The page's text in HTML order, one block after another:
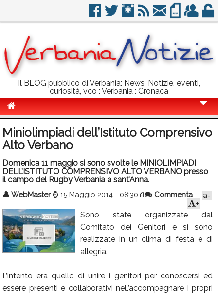
Il BLOG pubblico di Verbania: News, Notizie, eventi,
curiosità, vco : Verbania : Cronaca
Politica
Sport
Eventi
Info Utili
Rubriche
Calendario
Annunci
Miniolimpiadi dell’Istituto Comprensivo
Alto Verbano
Domenica 11 maggio si sono svolte le MINIOLIMPIADI
DELL’ISTITUTO COMPRENSIVO ALTO VERBANO presso
il campo del Rugby Verbania a sant’Anna.
👤 WebMaster ⌚ 15 Maggio 2014 - 08:30 Commenta
a-
+
Sono state organizzate dal
Comitato dei Genitori e si sono
realizzate in un clima di festa e di
allegria.
L’intento era quello di unire i genitori per conoscersi ed
essere presenti e collaborativi nell’accompagnare i propri